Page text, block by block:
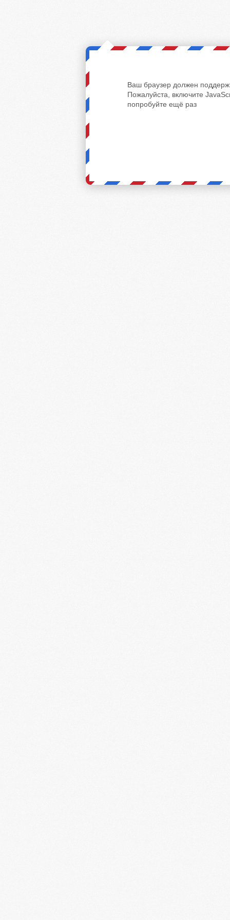
Ваш браузер должен
Пожалуйста, включите
попробуйте ещё раз